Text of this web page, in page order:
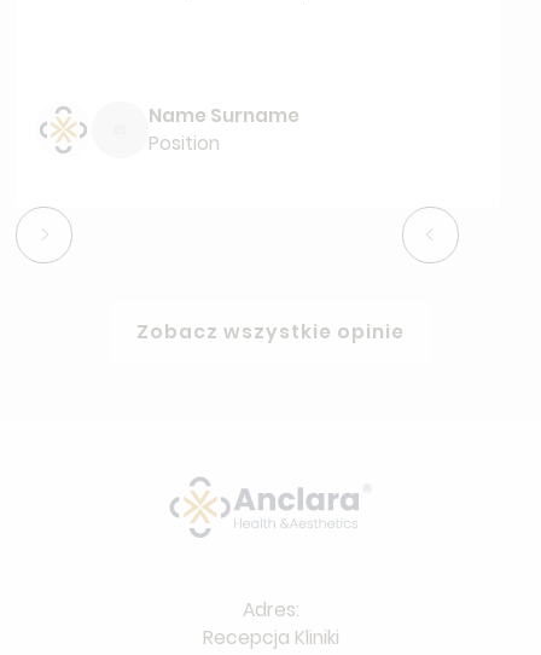
Name Surname
Position
Zobacz wszystkie opinie
Adres:
Recepcja Kliniki